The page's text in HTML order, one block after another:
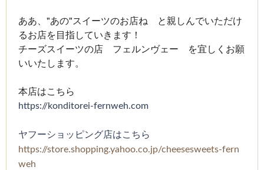
ああ、"あの"スイーツのお店ね と親しんでいただけ
るお店を目指していきます！
チーズスイーツの店 フェルンヴェー を宜しくお願
いいたします。
本店はこちら
https://konditorei-fernweh.com
ヤフーショッピング店はこちら
https://store.shopping.yahoo.co.jp/cheesesweets-fern
weh